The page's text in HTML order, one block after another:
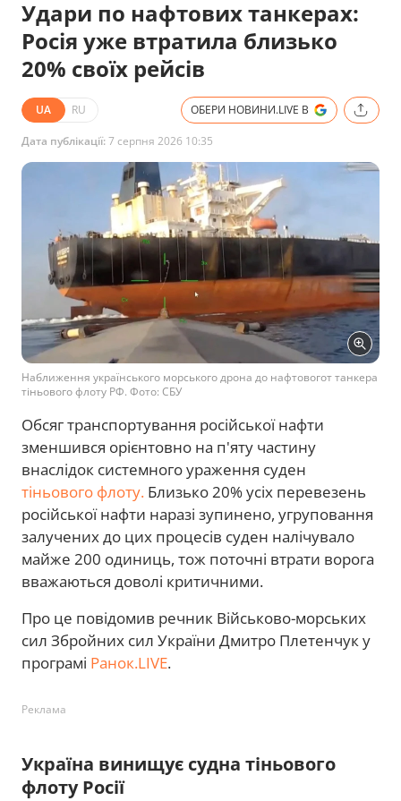
Удари по нафтових танкерах:
Росія уже втратила близько
20% своїх рейсів
UA RU ОБЕРИ НОВИНИ.LIVE В
Дата публікації:7 серпня 2026 10:35
Наближення українського морського дрона до нафтовогот танкера
тіньового флоту РФ. Фото: СБУ
Обсяг транспортування російської нафти
зменшився орієнтовно на п'яту частину
внаслідок системного ураження суден
тіньового флоту. Близько 20% усіх перевезень
російської нафти наразі зупинено, угруповання
залучених до цих процесів суден налічувало
майже 200 одиниць, тож поточні втрати ворога
вважаються доволі критичними.
Про це повідомив речник Військово-морських
сил Збройних сил України Дмитро Плетенчук у
програмі Ранок.LIVE.
Реклама
Україна винищує судна тіньового
флоту Росії